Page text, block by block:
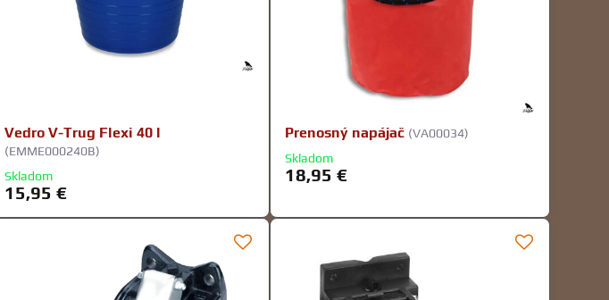
Vedro V-Trug Flexi 40 l
(EMME000240B)
Skladom
15,95 €
Prenosný napájač (VA00034)
Skladom
18,95 €